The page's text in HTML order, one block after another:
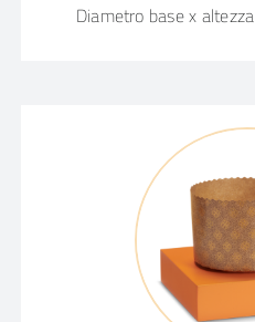
Diametro base x altezza